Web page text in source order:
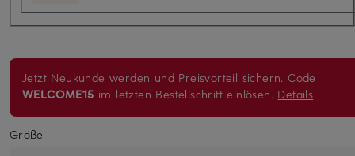
Jetzt Neukunde werden und Preisvorteil sichern. Code
WELCOME15 im letzten Bestellschritt einlösen. Details
Größe